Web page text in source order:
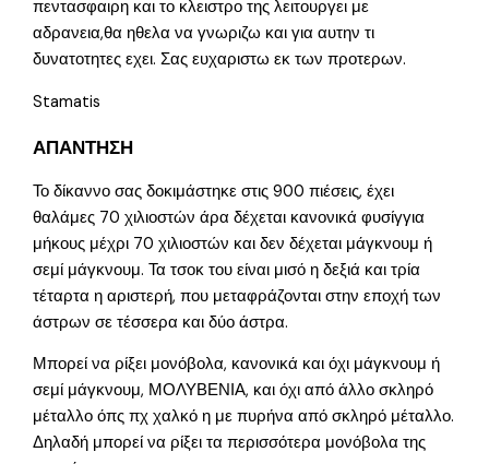
πεντασφαιρη και το κλειστρο της λειτουργει με
αδρανεια,θα ηθελα να γνωριζω και για αυτην τι
δυνατοτητες εχει. Σας ευχαριστω εκ των προτερων.
Stamatis
ΑΠΑΝΤΗΣΗ
Το δίκαννο σας δοκιμάστηκε στις 900 πιέσεις, έχει
θαλάμες 70 χιλιοστών άρα δέχεται κανονικά φυσίγγια
μήκους μέχρι 70 χιλιοστών και δεν δέχεται μάγκνουμ ή
σεμί μάγκνουμ. Τα τσοκ του είναι μισό η δεξιά και τρία
τέταρτα η αριστερή, που μεταφράζονται στην εποχή των
άστρων σε τέσσερα και δύο άστρα.
Μπορεί να ρίξει μονόβολα, κανονικά και όχι μάγκνουμ ή
σεμί μάγκνουμ, ΜΟΛΥΒΕΝΙΑ, και όχι από άλλο σκληρό
μέταλλο όπς πχ χαλκό η με πυρήνα από σκληρό μέταλλο.
Δηλαδή μπορεί να ρίξει τα περισσότερα μονόβολα της